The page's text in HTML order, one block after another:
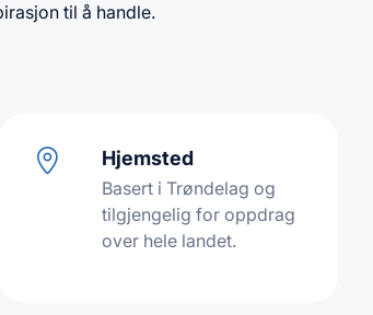
til å handle.
Hjemsted
Basert i Trøndelag og
tilgjengelig for oppdrag
over hele landet.